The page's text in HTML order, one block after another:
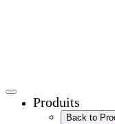
Produits
Back to